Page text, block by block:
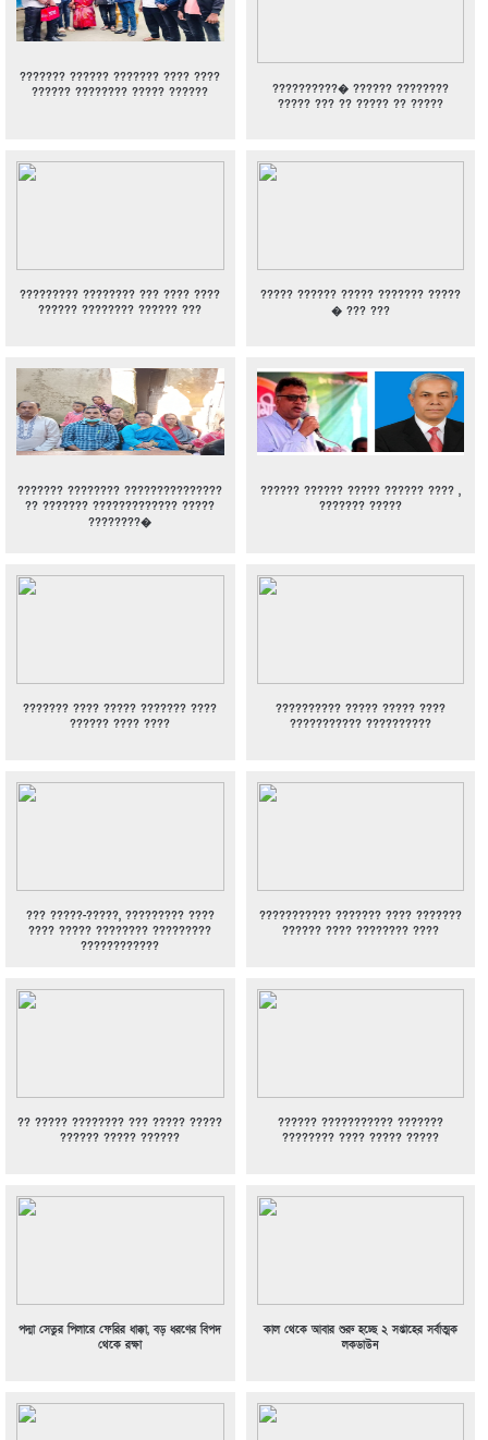
??????? ?????? ??????? ???? ????
?????? ???????? ????? ??????
??????????� ?????? ????????
????? ??? ?? ????? ?? ?????
????????? ???????? ??? ???? ????
?????? ???????? ?????? ???
????? ?????? ????? ??????? ?????
� ??? ???
??????? ???????? ???????????????
?? ??????? ????????????? ?????
????????�
?????? ?????? ????? ?????? ???? ,
??????? ?????
??????? ???? ????? ??????? ????
?????? ???? ????
?????????? ????? ????? ????
??????????? ??????????
??? ?????-?????, ????????? ????
???? ????? ???????? ?????????
????????????
??????????? ??????? ???? ???????
?????? ???? ???????? ????
?? ????? ???????? ??? ????? ?????
?????? ????? ??????
?????? ??????????? ???????
???????? ???? ????? ?????
পদ্মা সেতুর পিলারে ফেরির ধাক্কা, বড় ধরণের বিপদ
থেকে রক্ষা
কাল থেকে আবার শুরু হচ্ছে ২ সপ্তাহের সর্বাত্মক
লকডাউন